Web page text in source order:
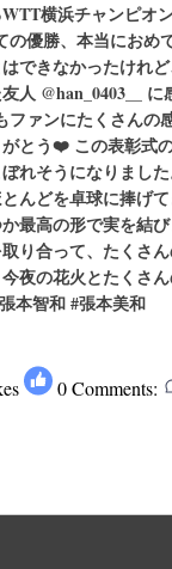
横浜チャンピオ
の優勝、本当にお
できなかったけれ
人 @han_0403__ に
ァンにたくさんの
とう❤️ この表彰式
れそうになりまし
んどを卓球に捧げ
最高の形で実を結
り合って、たくさ
夜の花火とたくさ
本智和 #張本美和
0 Comments: